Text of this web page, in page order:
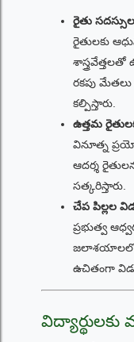
రైతు
రైతులకు
రకపు
కల్పిస్తారు.
ఉత్తమ
వినూత్న
ఆదర్శ
సత్కరిస్తారు.
చేప పిల్లల
ప్రభుత్వ
జలాశయాలలో
ఉచితంగా